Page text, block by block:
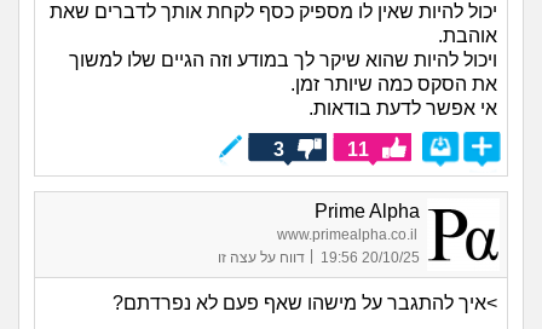
יכול להיות שאין לו מספיק כסף לקחת אותך לדברים שאת
אוהבת.
ויכול להיות שהוא שיקר לך במודע וזה הגיים שלו למשוך
את הסקס כמה שיותר זמן.
אי אפשר לדעת בודאות.
11
3
Prime Alpha
www.primealpha.co.il
20/10/25 19:56
| דווח על עצה זו
>איך להתגבר על מישהו שאף פעם לא נפרדתם?